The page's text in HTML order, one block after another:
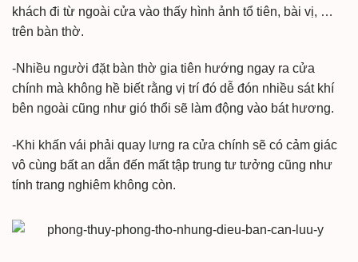
khách đi từ ngoài cửa vào thấy hình ảnh tổ tiên, bài vị, …
trên bàn thờ.
-Nhiều người đặt bàn thờ gia tiên hướng ngay ra cửa
chính mà không hề biết rằng vị trí đó dễ đón nhiều sát khí
bên ngoài cũng như gió thổi sẽ làm động vào bát hương.
-Khi khấn vái phải quay lưng ra cửa chính sẽ có cảm giác
vô cùng bất an dẫn đến mất tập trung tư tưởng cũng như
tính trang nghiêm không còn.